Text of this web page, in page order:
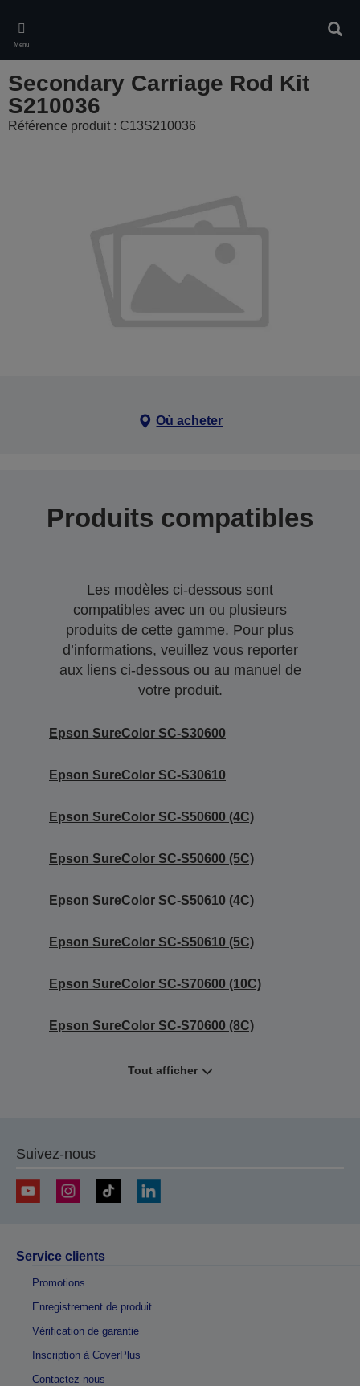
main
content
Menu
Secondary Carriage Rod Kit
S210036
Référence produit : C13S210036
Où acheter
Produits compatibles
Les modèles ci-dessous sont
compatibles avec un ou plusieurs
produits de cette gamme. Pour plus
d’informations, veuillez vous reporter
aux liens ci-dessous ou au manuel de
votre produit.
Epson SureColor SC-S30600
Epson SureColor SC-S30610
Epson SureColor SC-S50600 (4C)
Epson SureColor SC-S50600 (5C)
Epson SureColor SC-S50610 (4C)
Epson SureColor SC-S50610 (5C)
Epson SureColor SC-S70600 (10C)
Epson SureColor SC-S70600 (8C)
Tout afficher
Suivez-nous
Service clients
Promotions
Enregistrement de produit
Vérification de garantie
Inscription à CoverPlus
Contactez-nous